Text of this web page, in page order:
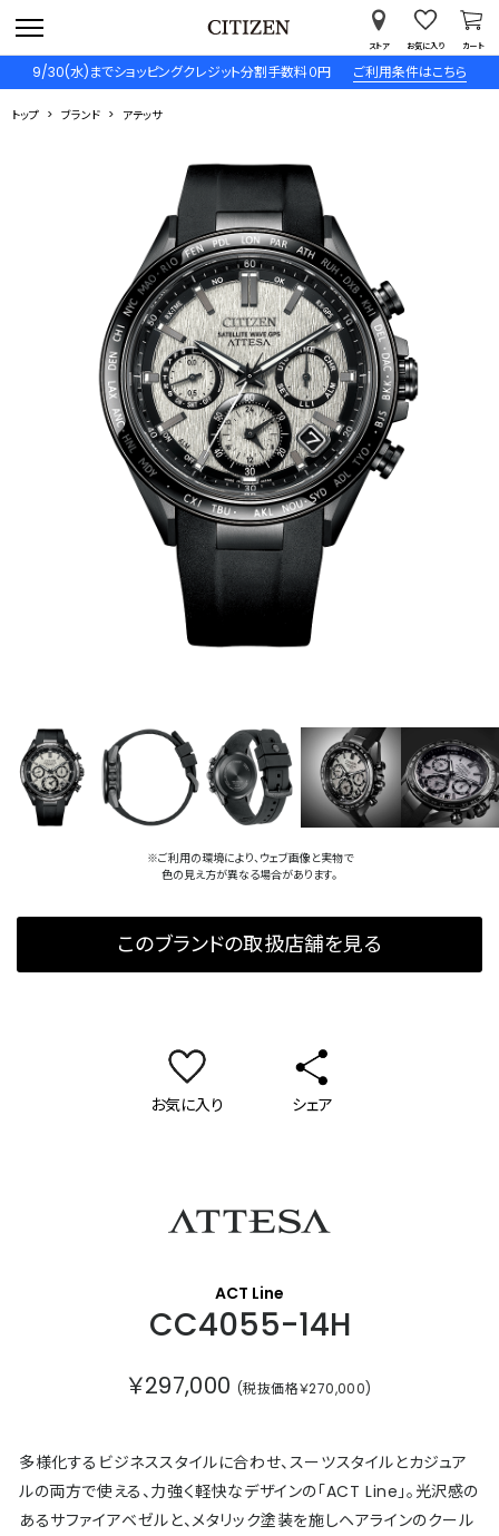
9/30(水)までショッピングクレジット分割手数料０円 ご利用条件はこちら
ストア お気に入り カート
トップ ブランド アテッサ
※ご利用の環境により、ウェブ画像と実物で
色の見え方が異なる場合があります。
このブランドの取扱店舗を見る
お気に入り シェア
ACT Line
CC4055-14H
￥297,000 (税抜価格￥270,000)
多様化するビジネススタイルに合わせ、スーツスタイルとカジュア
ルの両方で使える、力強く軽快なデザインの「ACT Line」。光沢感の
あるサファイアベゼルと、メタリック塗装を施しヘアラインのクール